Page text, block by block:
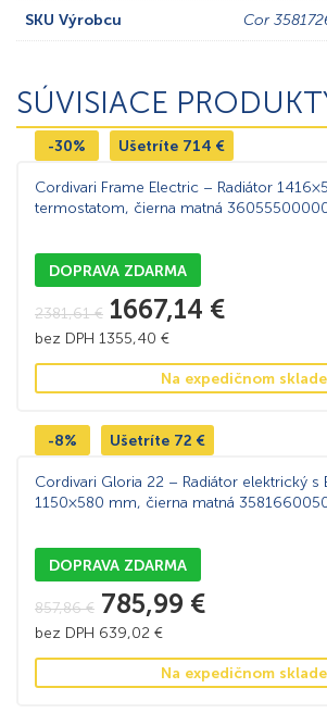
SKU Výrobcu Cor
SÚVISIACE
-30% Ušetríte 714 €
Cordivari Frame Electric – Radiátor
termostatom, čierna matná
DOPRAVA ZDARMA
2381,61€ 1667,14 €
bez DPH 1355,40 €
Na expedičnom sklade
-8% Ušetríte 72 €
Cordivari Gloria 22 – Radiátor elektrický s
1150×580 mm, čierna matná
DOPRAVA ZDARMA
857,86€ 785,99 €
bez DPH 639,02 €
Na expedičnom sklade